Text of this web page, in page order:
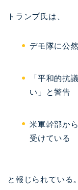
トランプ氏は、
デモ隊に公
「平和的抗
い」と警告
米軍幹部から
受けている
と報じられている。